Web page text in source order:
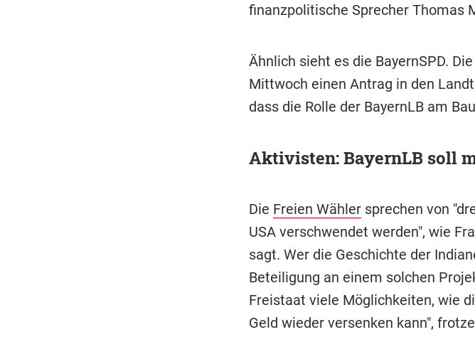
finanzpolitische Sprecher Thomas
Ähnlich sieht es die BayernSPD.
Mittwoch einen Antrag in den
dass die Rolle der BayernLB am
Aktivisten: BayernLB soll
Die Freien Wählersprechen von
USA verschwendet werden", wie
sagt. Wer die Geschichte der
Beteiligung an einem solchen
Freistaat viele Möglichkeiten, wie
Geld wieder versenken kann",